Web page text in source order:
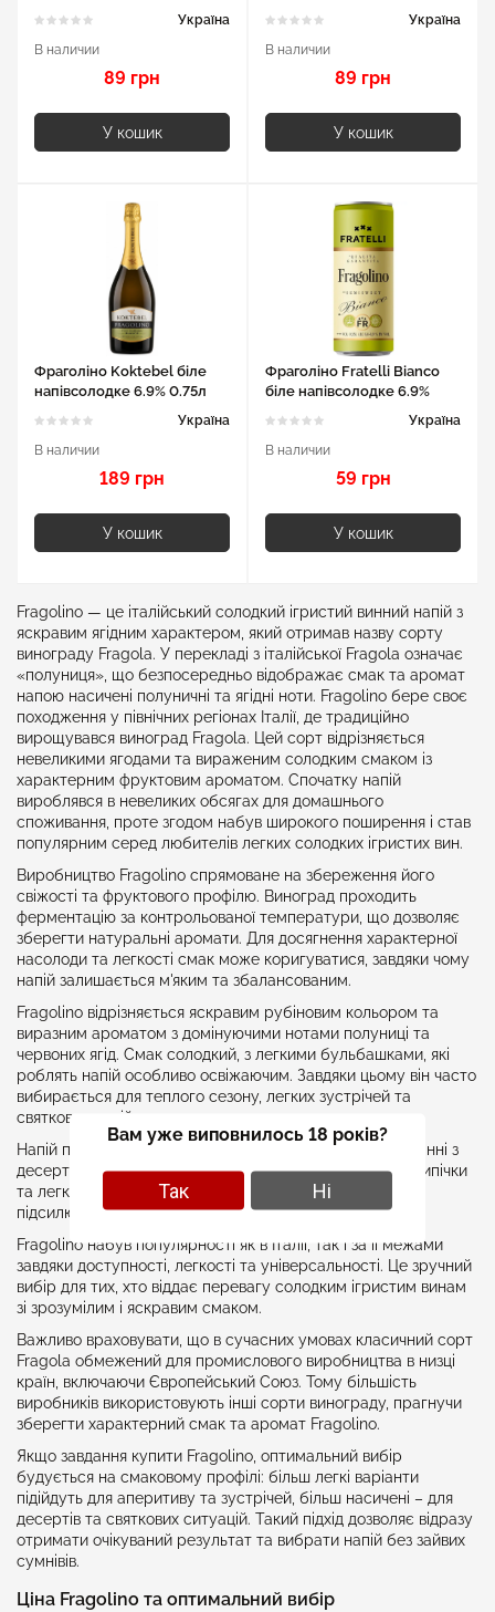
Україна
В наличии
89 грн
У кошик
Україна
В наличии
89 грн
У кошик
Фраголіно Koktebel біле
напівсолодке 6.9% 0.75л
Україна
В наличии
189 грн
У кошик
Фраголіно Fratelli Bianco
біле напівсолодке 6.9%
Україна
В наличии
59 грн
У кошик
Fragolino — це італійський солодкий ігристий винний напій з
яскравим ягідним характером, який отримав назву сорту
винограду Fragola. У перекладі з італійської Fragola означає
«полуниця», що безпосередньо відображає смак та аромат
напою насичені полуничні та ягідні ноти. Fragolino бере своє
походження у північних регіонах Італії, де традиційно
вирощувався виноград Fragola. Цей сорт відрізняється
невеликими ягодами та вираженим солодким смаком із
характерним фруктовим ароматом. Спочатку напій
вироблявся в невеликих обсягах для домашнього
споживання, проте згодом набув широкого поширення і став
популярним серед любителів легких солодких ігристих вин.
Виробництво Fragolino спрямоване на збереження його
свіжості та фруктового профілю. Виноград проходить
ферментацію за контрольованої температури, що дозволяє
зберегти натуральні аромати. Для досягнення характерної
насолоди та легкості смак може коригуватися, завдяки чому
напій залишається м'яким та збалансованим.
Fragolino відрізняється яскравим рубіновим кольором та
виразним ароматом з домінуючими нотами полуниці та
червоних ягід. Смак солодкий, з легкими бульбашками, які
роблять напій особливо освіжаючим. Завдяки цьому він часто
вибирається для теплого сезону, легких зустрічей та
святкових подій.
Напій подають охолодженим як аперитив або в поєднанні з
десертами. Він добре підходить до фруктових страв, випічки
та легких солодких закусок, доповнюючи їх смак та
підсилюючи аромат.
Fragolino набув популярності як в Італії, так і за її межами
завдяки доступності, легкості та універсальності. Це зручний
вибір для тих, хто віддає перевагу солодким ігристим винам
зі зрозумілим і яскравим смаком.
Важливо враховувати, що в сучасних умовах класичний сорт
Fragola обмежений для промислового виробництва в низці
країн, включаючи Європейський Союз. Тому більшість
виробників використовують інші сорти винограду, прагнучи
зберегти характерний смак та аромат Fragolino.
Якщо завдання купити Fragolino, оптимальний вибір
будується на смаковому профілі: більш легкі варіанти
підійдуть для аперитиву та зустрічей, більш насичені – для
десертів та святкових ситуацій. Такий підхід дозволяє відразу
отримати очікуваний результат та вибрати напій без зайвих
сумнівів.
Ціна Fragolino та оптимальний вибір
Вам уже виповнилось 18 років?
Так Ні